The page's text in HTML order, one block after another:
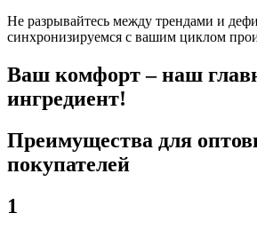
Не разрывайтесь между трендами и
синхронизируемся с вашим циклом
Ваш комфорт – наш
ингредиент!
Преимущества для
покупателей
1